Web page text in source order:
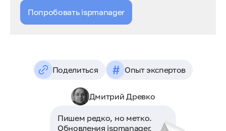
Попробовать ispmanager
Поделиться # Опыт экспертов
Дмитрий Древко
Пишем редко, но метко.
Обновления ispmanager,